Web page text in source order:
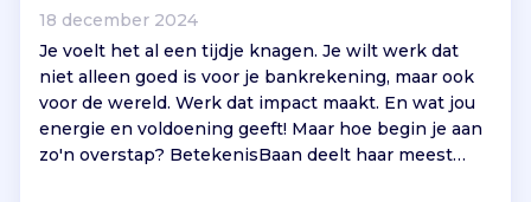
18 december 2024
Je voelt het al een tijdje knagen. Je wilt werk dat
niet alleen goed is voor je bankrekening, maar ook
voor de wereld. Werk dat impact maakt. En wat jou
energie en voldoening geeft! Maar hoe begin je aan
zo'n overstap? BetekenisBaan deelt haar meest